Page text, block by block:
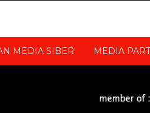
MEDIA SIBER MEDIA